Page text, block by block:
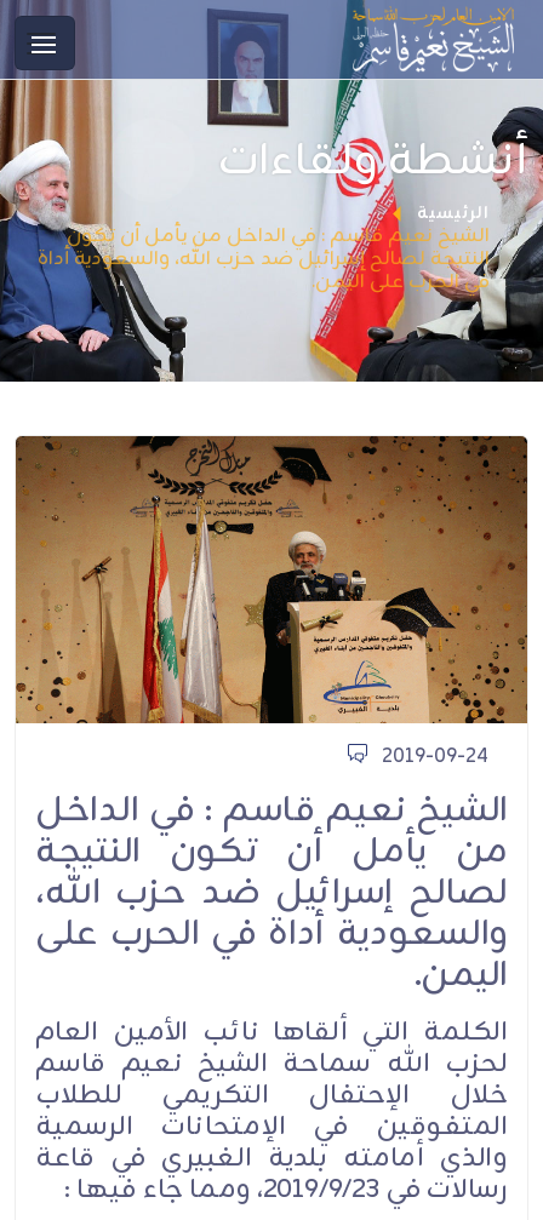
أنشطة ولقاءات
الرئيسية
الشيخ نعيم قاسم : في الداخل من يأمل أن تكون
النتيجة لصالح إسرائيل ضد حزب الله، والسعودية أداة
في الحرب على اليمن.
2019-09-24
الشيخ نعيم قاسم : في الداخل
من يأمل أن تكون النتيجة
لصالح إسرائيل ضد حزب الله،
والسعودية أداة في الحرب على
اليمن.
الكلمة التي ألقاها نائب الأمين العام
لحزب الله سماحة الشيخ نعيم قاسم
خلال الإحتفال التكريمي للطلاب
المتفوقين في الإمتحانات الرسمية
والذي أمامته بلدية الغبيري في قاعة
رسالات في 2019/9/23، ومما جاء فيها :